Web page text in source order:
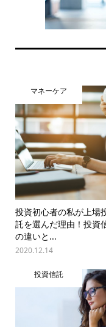
マネーケア
投資初心者の私が上場
託を選んだ理由！投資
の違いと...
2020.12.14
投資信託